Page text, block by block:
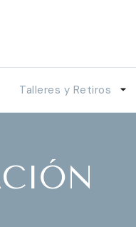
Talleres y Retiros